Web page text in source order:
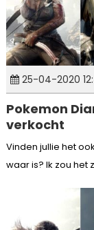
25-04-2020
Pokemon
verkocht
Vinden jullie het
waar is? Ik zou het